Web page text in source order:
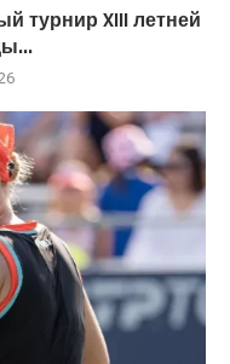
турнир XIII летней